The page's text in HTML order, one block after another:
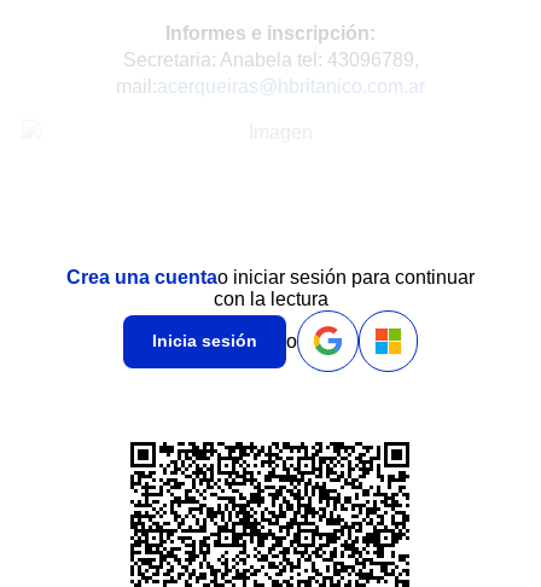
Informes e inscripción:
Secretaria: Anabela tel: 43096789,
mail:acerqueiras@hbritanico.com.ar
Crea una cuentao iniciar sesión para continuar
con la lectura
Inicia sesión o